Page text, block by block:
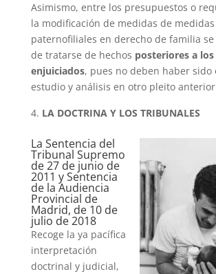
Asimismo, entre los presupuestos o
la modificación de medidas de medidas
paternofiliales en derecho de familia
de tratarse de hechos posteriores a los
enjuiciados, pues no deben haber sido
estudio y análisis en otro pleito
LA DOCTRINA Y LOS TRIBUNALES
La Sentencia del
Tribunal Supremo
de 27 de junio de
2011 y Sentencia
de la Audiencia
Provincial de
Madrid, de 10 de
julio de 2018
Recoge la ya pacífica
interpretación
doctrinal y judicial,